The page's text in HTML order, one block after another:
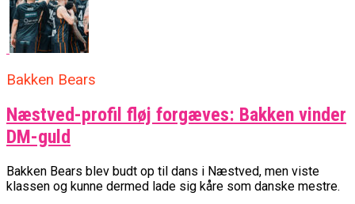
Bakken Bears
Næstved-profil fløj forgæves: Bakken vinder
DM-guld
Bakken Bears blev budt op til dans i Næstved, men viste
klassen og kunne dermed lade sig kåre som danske mestre.